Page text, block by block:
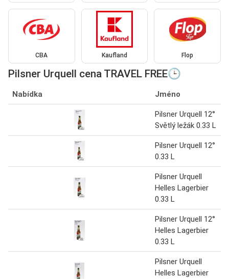
CBA Kaufland Flop
Pilsner Urquell cena TRAVEL FREE🕒
Nabídka Jméno
Pilsner Urquell 12°
Světlý ležák 0.33 L
Pilsner Urquell 12°
0.33 L
Pilsner Urquell
Helles Lagerbier
0.33 L
Pilsner Urquell 12°
Helles Lagerbier
0.33 L
Pilsner Urquell
Helles Lagerbier